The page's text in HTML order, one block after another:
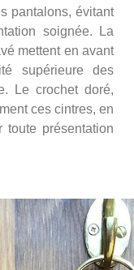
pantalons, évitant
soignée. La
mettent en avant
supérieure des
Le crochet doré,
ces cintres, en
présentation